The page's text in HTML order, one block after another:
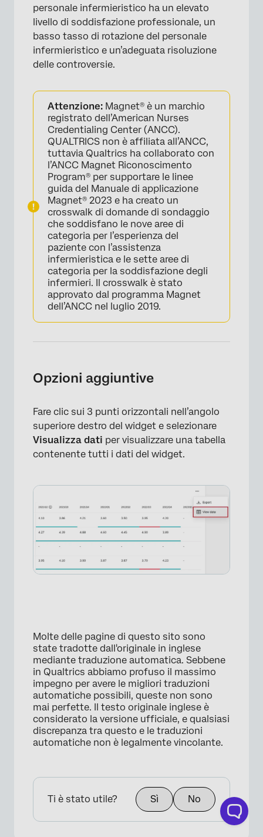
personale infermieristico ha un elevato
livello di soddisfazione professionale, un
basso tasso di rotazione del personale
infermieristico e un’adeguata risoluzione
delle controversie.
Attenzione: Magnet® è un marchio
registrato dell’American Nurses
Credentialing Center (ANCC).
QUALTRICS non è affiliata all’ANCC,
tuttavia Qualtrics ha collaborato con
l’ANCC Magnet Riconoscimento
Program® per supportare le linee
guida del Manuale di applicazione
Magnet® 2023 e ha creato un
crosswalk di domande di sondaggio
che soddisfano le nove aree di
categoria per l’esperienza del
paziente con l’assistenza
infermieristica e le sette aree di
categoria per la soddisfazione degli
infermieri. Il crosswalk è stato
approvato dal programma Magnet
dell’ANCC nel luglio 2019.
Opzioni aggiuntive
Fare clic sui 3 punti orizzontali nell’angolo
superiore destro del widget e selezionare
Visualizza dati per visualizzare una tabella
contenente tutti i dati del widget.
Molte delle pagine di questo sito sono
state tradotte dall'originale in inglese
mediante traduzione automatica. Sebbene
in Qualtrics abbiamo profuso il massimo
impegno per avere le migliori traduzioni
automatiche possibili, queste non sono
mai perfette. Il testo originale inglese è
considerato la versione ufficiale, e qualsiasi
discrepanza tra questo e le traduzioni
automatiche non è legalmente vincolante.
Ti è stato utile? Sì No